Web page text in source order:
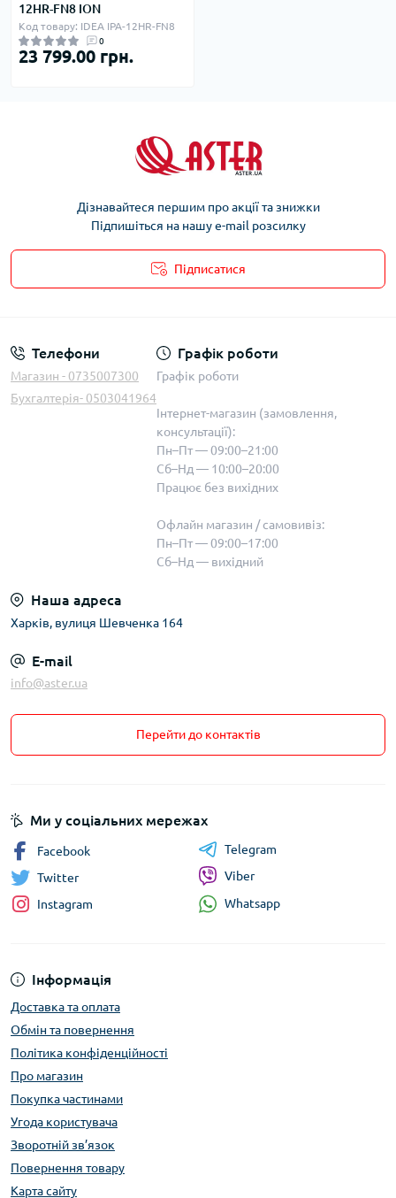
12HR-FN8 ION
Код товару: IDEA IPA-12HR-FN8
0
23 799.00 грн.
Дізнавайтеся першим про акції та знижки
Підпишіться на нашу e-mail розсилку
Підписатися
Телефони
Магазин - 0735007300
Бухгалтерія- 0503041964
Графік роботи
Графік роботи
Інтернет-магазин (замовлення,
консультації):
Пн–Пт — 09:00–21:00
Сб–Нд — 10:00–20:00
Працює без вихідних
Офлайн магазин / самовивіз:
Пн–Пт — 09:00–17:00
Сб–Нд — вихідний
Наша адреса
Харків, вулиця Шевченка 164
E-mail
info@aster.ua
Перейти до контактів
Інформація
Доставка та оплата
Обмін та повернення
Політика конфіденційності
Про магазин
Покупка частинами
Угода користувача
Зворотній зв’язок
Повернення товару
Карта сайту
Ми у соціальних мережах
Facebook
Twitter
Instagram
Telegram
Viber
Whatsapp